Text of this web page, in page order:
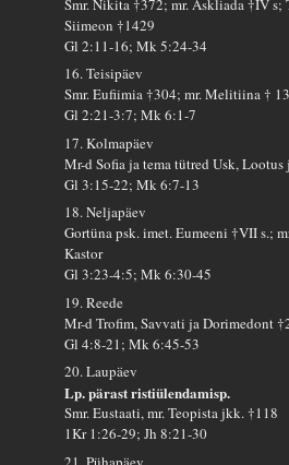
Smr. Nikita †372; mr. Askliada †IV s;
Siimeon †1429
Gl 2:11-16; Mk 5:24-34
16. Teisipäev
Smr. Eufiimia †304; mr. Melitiina †
Gl 2:21-3:7; Mk 6:1-7
17. Kolmapäev
Mr-d Sofia ja tema tütred Usk, Lootus
Gl 3:15-22; Mk 6:7-13
18. Neljapäev
Gortüna psk. imet. Eumeeni †VII s.;
Kastor
Gl 3:23-4:5; Mk 6:30-45
19. Reede
Mr-d Trofim, Savvati ja Dorimedont
Gl 4:8-21; Mk 6:45-53
20. Laupäev
Lp. pärast ristiülendamisp.
Smr. Eustaati, mr. Teopista jkk. †118
1Kr 1:26-29; Jh 8:21-30